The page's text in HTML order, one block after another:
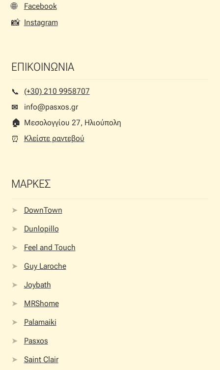
🌐 Facebook
📸 Instagram
ΕΠΙΚΟΙΝΩΝΙΑ
📞︎
(+30) 210 9958707
✉
info@pasxos.gr
🏠︎ Μεσολογγίου 27, Ηλιούπολη
⏰︎
Κλείστε ραντεβού
ΜΑΡΚΕΣ
DownTown
Dunlopillo
Feel and Touch
Guy Laroche
Joybath
MRShome
Palamaiki
Pasxos
Saint Clair